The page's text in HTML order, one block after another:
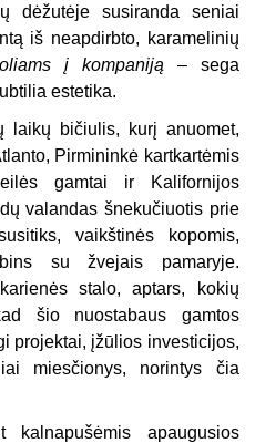
dėžutėje susiranda seniai
iš neapdirbto, karamelinių
į kompaniją – sega
estetika.
laikų bičiulis, kurį anuomet,
Pirmininkė kartkartėmis
gamtai ir Kalifornijos
valandas šnekučiuotis prie
vaikštinės kopomis,
su žvejais pamaryje.
stalo, aptars, kokių
šio nuostabaus gamtos
projektai, įžūlios investicijos,
miesčionys, norintys čia
kalnapušėmis apaugusios